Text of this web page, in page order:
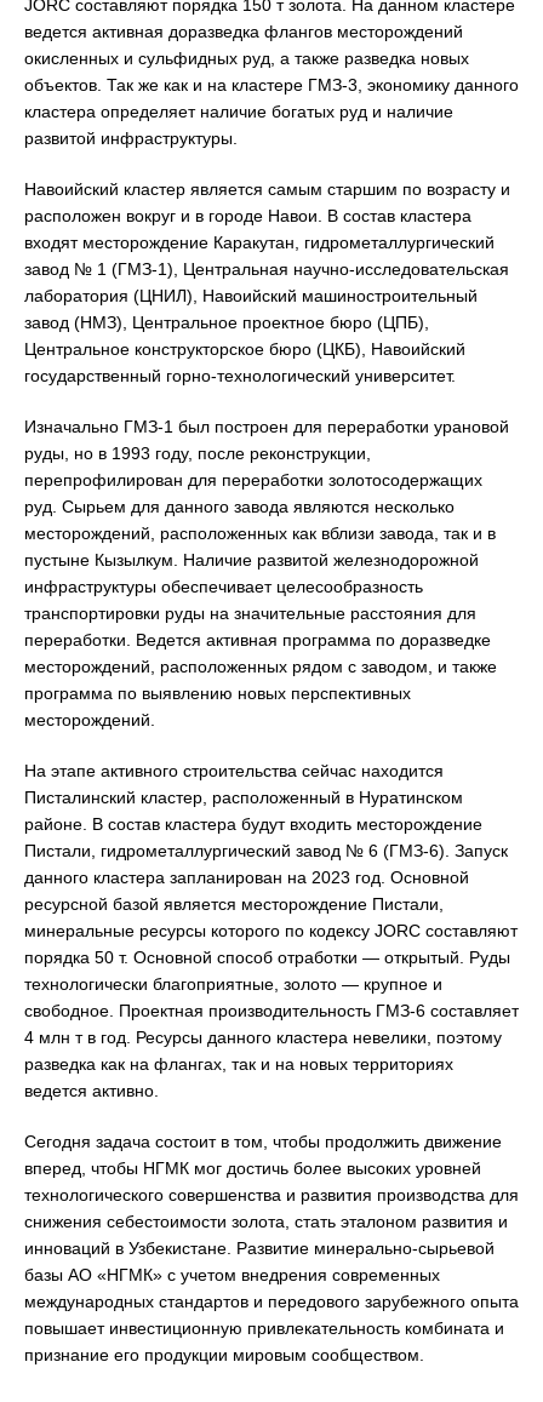
JORC составляют порядка 150 т золота. На данном кластере
ведется активная доразведка флангов месторождений
окисленных и сульфидных руд, а также разведка новых
объектов. Так же как и на кластере ГМЗ-3, экономику данного
кластера определяет наличие богатых руд и наличие
развитой инфраструктуры.
Навоийский кластер является самым старшим по возрасту и
расположен вокруг и в городе Навои. В состав кластера
входят месторождение Каракутан, гидрометаллургический
завод № 1 (ГМЗ-1), Центральная научно-исследовательская
лаборатория (ЦНИЛ), Навоийский машиностроительный
завод (НМЗ), Центральное проектное бюро (ЦПБ),
Центральное конструкторское бюро (ЦКБ), Навоийский
государственный горно-технологический университет.
Изначально ГМЗ-1 был построен для переработки урановой
руды, но в 1993 году, после реконструкции,
перепрофилирован для переработки золотосодержащих
руд. Сырьем для данного завода являются несколько
месторождений, расположенных как вблизи завода, так и в
пустыне Кызылкум. Наличие развитой железнодорожной
инфраструктуры обеспечивает целесообразность
транспортировки руды на значительные расстояния для
переработки. Ведется активная программа по доразведке
месторождений, расположенных рядом с заводом, и также
программа по выявлению новых перспективных
месторождений.
На этапе активного строительства сейчас находится
Писталинский кластер, расположенный в Нуратинском
районе. В состав кластера будут входить месторождение
Пистали, гидрометаллургический завод № 6 (ГМЗ-6). Запуск
данного кластера запланирован на 2023 год. Основной
ресурсной базой является месторождение Пистали,
минеральные ресурсы которого по кодексу JORC составляют
порядка 50 т. Основной способ отработки — открытый. Руды
технологически благоприятные, золото — крупное и
свободное. Проектная производительность ГМЗ-6 составляет
4 млн т в год. Ресурсы данного кластера невелики, поэтому
разведка как на флангах, так и на новых территориях
ведется активно.
Сегодня задача состоит в том, чтобы продолжить движение
вперед, чтобы НГМК мог достичь более высоких уровней
технологического совершенства и развития производства для
снижения себестоимости золота, стать эталоном развития и
инноваций в Узбекистане. Развитие минерально-сырьевой
базы АО «НГМК» с учетом внедрения современных
международных стандартов и передового зарубежного опыта
повышает инвестиционную привлекательность комбината и
признание его продукции мировым сообществом.